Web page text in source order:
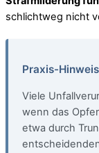
schlichtweg nicht
Praxis-
Viele
wenn das
etwa durch